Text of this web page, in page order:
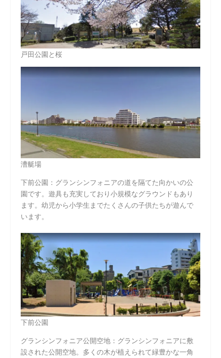
戸田公園と桜
漕艇場
下前公園：グランシンフォニアの道を隔てた向かいの公
園です。遊具も充実しており小規模なグラウンドもあり
ます。幼児から小学生までたくさんの子供たちが遊んで
います。
下前公園
グランシンフォニア公開空地：グランシンフォニアに敷
設された公開空地。多くの木が植えられて緑豊かな一角